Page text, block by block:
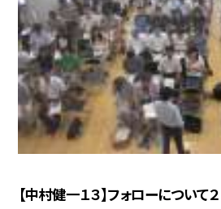
【中村健一１３】フォローについて２